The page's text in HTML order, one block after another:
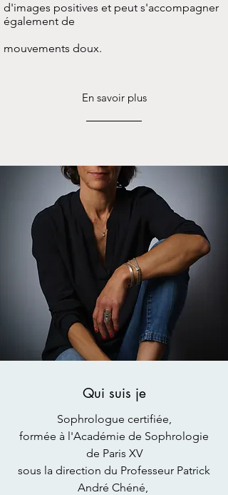
d'images positives et peut s'accompagner
également de
mouvements doux.
En savoir plus
Qui suis je
Sophrologue certifiée,
formée à l'Académie de Sophrologie
de Paris XV
sous la direction du Professeur Patrick
André Chéné,